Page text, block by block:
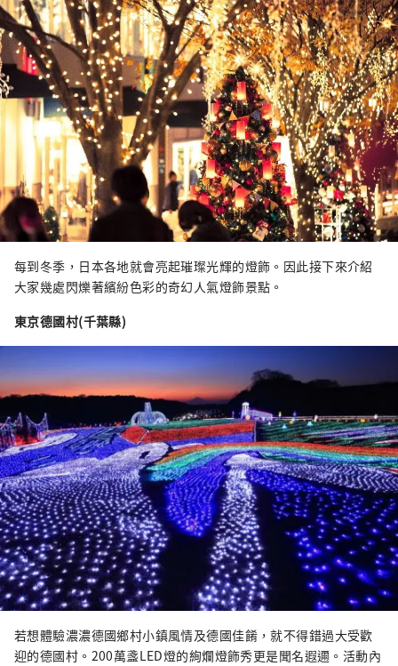
每到冬季，日本各地就會亮起璀璨光輝的燈飾。因此接下來介紹
大家幾處閃爍著繽紛色彩的奇幻人氣燈飾景點。
東京德國村(千葉縣)
若想體驗濃濃德國鄉村小鎮風情及德國佳餚，就不得錯過大受歡
迎的德國村。200萬盞LED燈的絢爛燈飾秀更是聞名遐邇。活動內